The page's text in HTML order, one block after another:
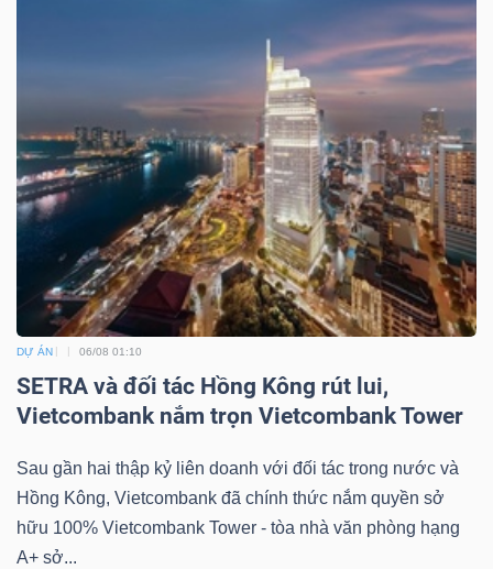
DỰ ÁN 06/08 01:10
SETRA và đối tác Hồng Kông rút lui,
Vietcombank nắm trọn Vietcombank Tower
Sau gần hai thập kỷ liên doanh với đối tác trong nước và
Hồng Kông, Vietcombank đã chính thức nắm quyền sở
hữu 100% Vietcombank Tower - tòa nhà văn phòng hạng
A+ sở...
Dữ
liệu